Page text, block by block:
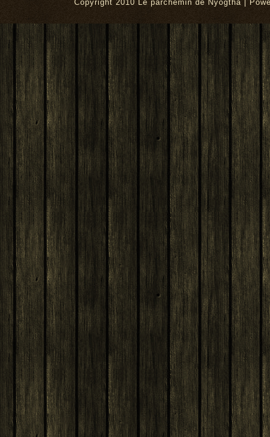
Copyright 2010 Le parchemin de Nyogtha |